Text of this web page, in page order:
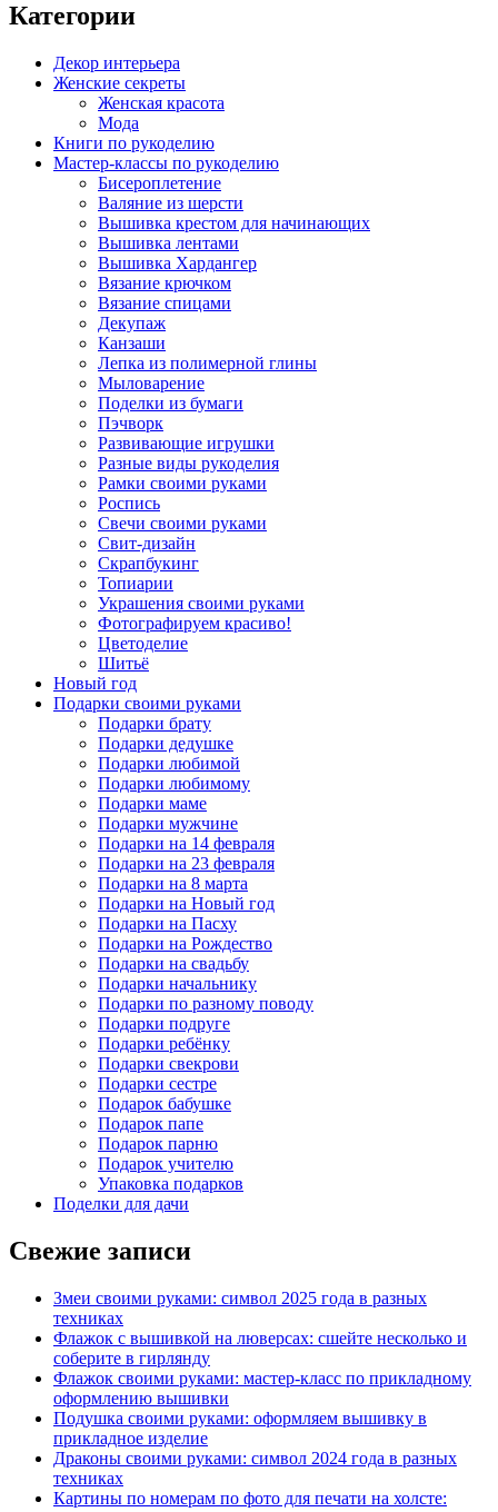
Категории
Декор интерьера
Женские секреты
Женская красота
Мода
Книги по рукоделию
Мастер-классы по рукоделию
Бисероплетение
Валяние из шерсти
Вышивка крестом для начинающих
Вышивка лентами
Вышивка Хардангер
Вязание крючком
Вязание спицами
Декупаж
Канзаши
Лепка из полимерной глины
Мыловарение
Поделки из бумаги
Пэчворк
Развивающие игрушки
Разные виды рукоделия
Рамки своими руками
Роспись
Свечи своими руками
Свит-дизайн
Скрапбукинг
Топиарии
Украшения своими руками
Фотографируем красиво!
Цветоделие
Шитьё
Новый год
Подарки своими руками
Подарки брату
Подарки дедушке
Подарки любимой
Подарки любимому
Подарки маме
Подарки мужчине
Подарки на 14 февраля
Подарки на 23 февраля
Подарки на 8 марта
Подарки на Новый год
Подарки на Пасху
Подарки на Рождество
Подарки на свадьбу
Подарки начальнику
Подарки по разному поводу
Подарки подруге
Подарки ребёнку
Подарки свекрови
Подарки сестре
Подарок бабушке
Подарок папе
Подарок парню
Подарок учителю
Упаковка подарков
Поделки для дачи
Свежие записи
Змеи своими руками: символ 2025 года в разных
техниках
Флажок с вышивкой на люверсах: сшейте несколько и
соберите в гирлянду
Флажок своими руками: мастер-класс по прикладному
оформлению вышивки
Подушка своими руками: оформляем вышивку в
прикладное изделие
Драконы своими руками: символ 2024 года в разных
техниках
Картины по номерам по фото для печати на холсте: